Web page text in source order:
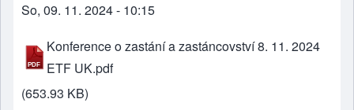
So, 09. 11. 2024 - 10:15
Konference o zastání a zastáncovství 8. 11. 2024
ETF UK.pdf
(653.93 KB)